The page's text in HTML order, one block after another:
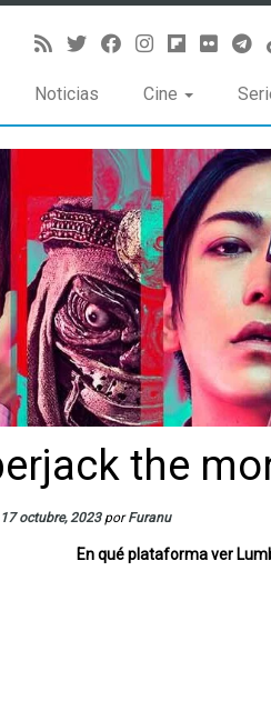
Noticias Cine
the
17 octubre, 2023 porFuranu
En qué plataforma ver